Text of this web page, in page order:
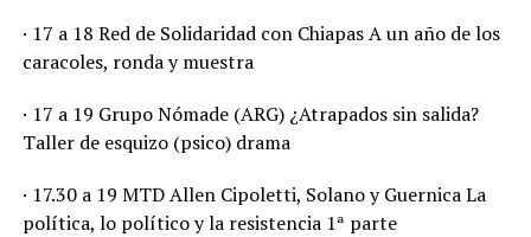
· 17 a 18 Red de Solidaridad con Chiapas A un año de los
caracoles, ronda y muestra
· 17 a 19 Grupo Nómade (ARG) ¿Atrapados sin salida?
Taller de esquizo (psico) drama
· 17.30 a 19 MTD Allen Cipoletti, Solano y Guernica La
política, lo político y la resistencia 1ª parte